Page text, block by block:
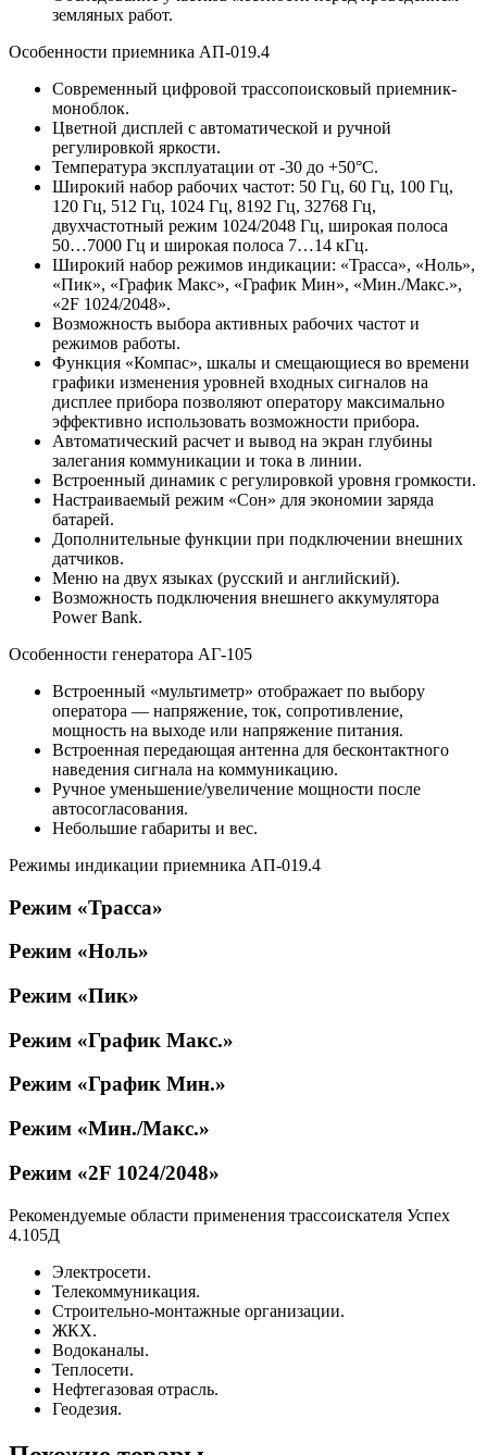
земляных работ.
Особенности приемника АП-019.4
Современный цифровой трассопоисковый приемник-
моноблок.
Цветной дисплей с автоматической и ручной
регулировкой яркости.
Температура эксплуатации от -30 до +50°С.
Широкий набор рабочих частот: 50 Гц, 60 Гц, 100 Гц,
120 Гц, 512 Гц, 1024 Гц, 8192 Гц, 32768 Гц,
двухчастотный режим 1024/2048 Гц, широкая полоса
50…7000 Гц и широкая полоса 7…14 кГц.
Широкий набор режимов индикации: «Трасса», «Ноль»,
«Пик», «График Макс», «График Мин», «Мин./Макс.»,
«2F 1024/2048».
Возможность выбора активных рабочих частот и
режимов работы.
Функция «Компас», шкалы и смещающиеся во времени
графики изменения уровней входных сигналов на
дисплее прибора позволяют оператору максимально
эффективно использовать возможности прибора.
Автоматический расчет и вывод на экран глубины
залегания коммуникации и тока в линии.
Встроенный динамик с регулировкой уровня громкости.
Настраиваемый режим «Сон» для экономии заряда
батарей.
Дополнительные функции при подключении внешних
датчиков.
Меню на двух языках (русский и английский).
Возможность подключения внешнего аккумулятора
Power Bank.
Особенности генератора АГ-105
Встроенный «мультиметр» отображает по выбору
оператора — напряжение, ток, сопротивление,
мощность на выходе или напряжение питания.
Встроенная передающая антенна для бесконтактного
наведения сигнала на коммуникацию.
Ручное уменьшение/увеличение мощности после
автосогласования.
Небольшие габариты и вес.
Режимы индикации приемника АП-019.4
Режим «Трасса»
Режим «Ноль»
Режим «Пик»
Режим «График Макс.»
Режим «График Мин.»
Режим «Мин./Макс.»
Режим «2F 1024/2048»
Рекомендуемые области применения трассоискателя Успех
4.105Д
Электросети.
Телекоммуникация.
Строительно-монтажные организации.
ЖКХ.
Водоканалы.
Теплосети.
Нефтегазовая отрасль.
Геодезия.